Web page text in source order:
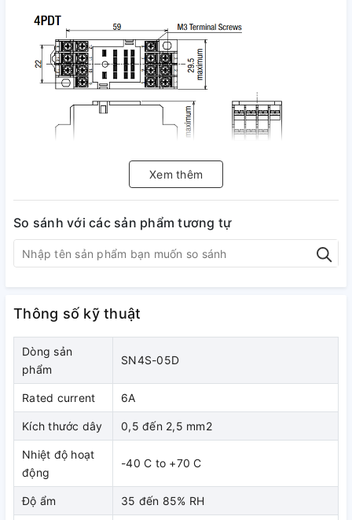
3. Tài liệu tham khảo :
+Tải bảng giá
+Tải Catalog Idec RN series
Xem thêm
So sánh với các sản phẩm tương tự
Thông số kỹ thuật
Dòng sản
phẩm
SN4S-05D
Rated current 6A
Kích thước dây 0,5 đến 2,5 mm2
Nhiệt độ hoạt
động
-40 C to +70 C
Độ ẩm 35 đến 85% RH